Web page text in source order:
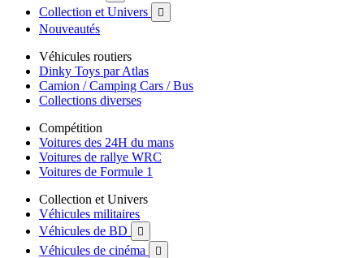
Collection et Univers 
Nouveautés
Véhicules routiers
Dinky Toys par Atlas
Camion / Camping Cars / Bus
Collections diverses
Compétition
Voitures des 24H du mans
Voitures de rallye WRC
Voitures de Formule 1
Collection et Univers
Véhicules militaires
Véhicules de BD

Véhicules de cinéma 